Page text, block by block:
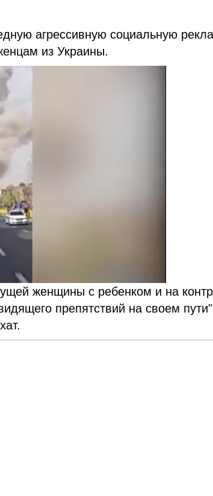
агрессивную социальную
из Украины.
женщины с ребенком и на
препятствий на своем